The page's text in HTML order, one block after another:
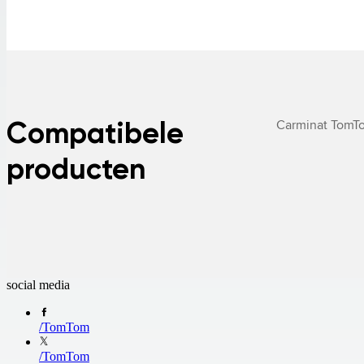
Compatibele
producten
Carminat
social media
/TomTom
/TomTom